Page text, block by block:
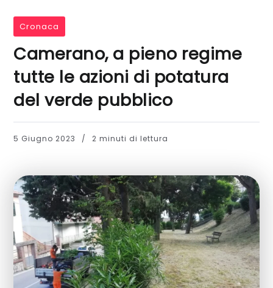
Cronaca
Camerano, a pieno regime
tutte le azioni di potatura
del verde pubblico
5 Giugno 2023 2 minuti di lettura